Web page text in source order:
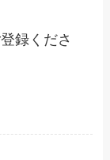
録くださ